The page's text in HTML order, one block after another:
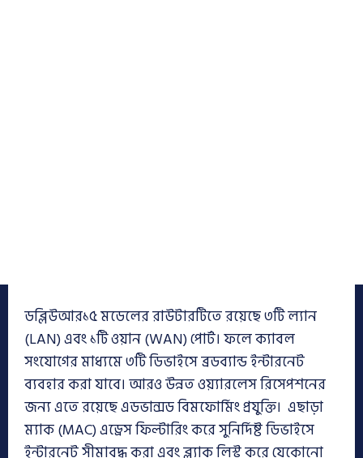
ডব্লিউআর১৫ মডেলের রাউটারটিতে রয়েছে ৩টি ল্যান
(LAN) এবং ১টি ওয়ান (WAN) পোর্ট। ফলে ক্যাবল
সংযোগের মাধ্যমে ৩টি ডিভাইসে ব্রডব্যান্ড ইন্টারনেট
ব্যবহার করা যাবে। আরও উন্নত ওয়্যারলেস রিসেপশনের
জন্য এতে রয়েছে এডভান্সড বিমফোর্মিং প্রযুক্তি। এছাড়া
ম্যাক (MAC) এড্রেস ফিল্টারিং করে সুনির্দিষ্ট ডিভাইসে
ইন্টারনেট সীমাবদ্ধ করা এবং ব্ল্যাক লিস্ট করে যেকোনো